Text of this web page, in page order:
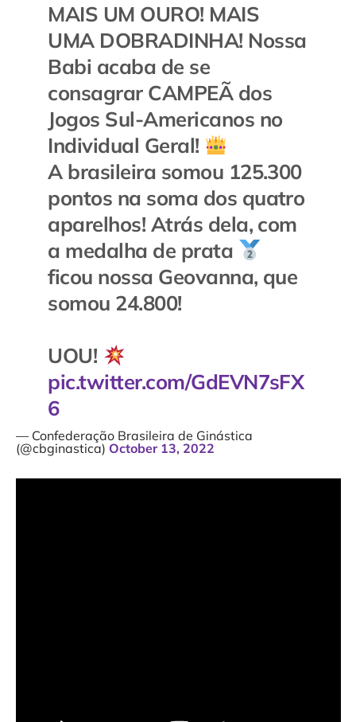
MAIS UM OURO! MAIS
UMA DOBRADINHA! Nossa
Babi acaba de se
consagrar CAMPEÃ dos
Jogos Sul-Americanos no
Individual Geral!
A brasileira somou 125.300
pontos na soma dos quatro
aparelhos! Atrás dela, com
a medalha de prata
ficou nossa Geovanna, que
somou 24.800!
UOU!
pic.twitter.com/GdEVN7sFX
6
— Confederação Brasileira de Ginástica
(@cbginastica) October 13, 2022